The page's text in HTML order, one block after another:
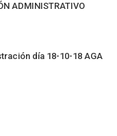
ADMINISTRATIVO
día 18-10-18 AGA